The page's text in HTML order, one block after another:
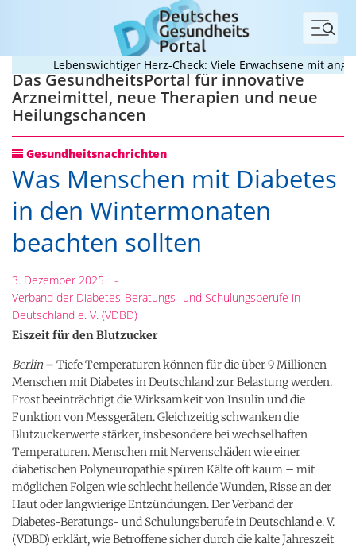
Menü
Lebenswichtiger Herz-Check: Viele Erwachsene mit
Das GesundheitsPortal für innovative
Arzneimittel, neue Therapien und neue
Heilungschancen
Gesundheitsnachrichten
Was Menschen mit Diabetes
in den Wintermonaten
beachten sollten
3. Dezember 2025
-
Verband der Diabetes-Beratungs- und Schulungsberufe in
Deutschland e. V. (VDBD)
Eiszeit für den Blutzucker
Berlin– Tiefe Temperaturen können für die über 9 Millionen
Menschen mit Diabetes in Deutschland zur Belastung werden.
Frost beeinträchtigt die Wirksamkeit von Insulin und die
Funktion von Messgeräten. Gleichzeitig schwanken die
Blutzuckerwerte stärker, insbesondere bei wechselhaften
Temperaturen. Menschen mit Nervenschäden wie einer
diabetischen Polyneuropathie spüren Kälte oft kaum – mit
möglichen Folgen wie schlecht heilende Wunden, Risse an der
Haut oder langwierige Entzündungen. Der Verband der
Diabetes-Beratungs- und Schulungsberufe in Deutschland e. V.
(VDBD) erklärt, wie Betroffene sicher durch die kalte Jahreszeit